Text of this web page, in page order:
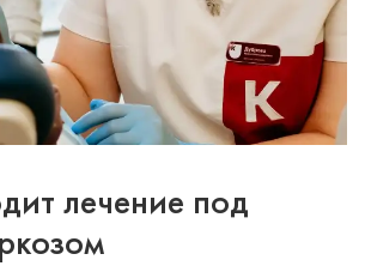
лечение под